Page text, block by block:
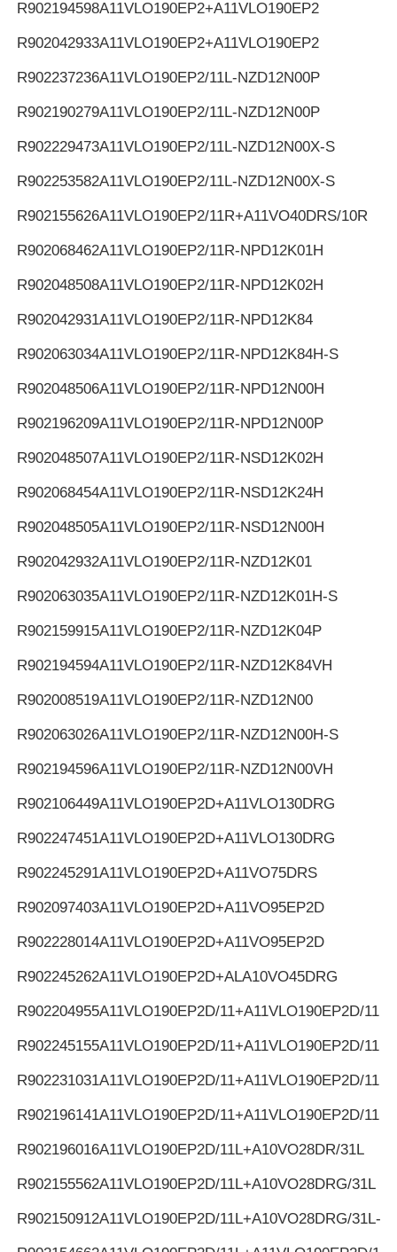
R902194598A11VLO190EP2+A11VLO190EP2
R902042933A11VLO190EP2+A11VLO190EP2
R902237236A11VLO190EP2/11L-NZD12N00P
R902190279A11VLO190EP2/11L-NZD12N00P
R902229473A11VLO190EP2/11L-NZD12N00X-S
R902253582A11VLO190EP2/11L-NZD12N00X-S
R902155626A11VLO190EP2/11R+A11VO40DRS/10R
R902068462A11VLO190EP2/11R-NPD12K01H
R902048508A11VLO190EP2/11R-NPD12K02H
R902042931A11VLO190EP2/11R-NPD12K84
R902063034A11VLO190EP2/11R-NPD12K84H-S
R902048506A11VLO190EP2/11R-NPD12N00H
R902196209A11VLO190EP2/11R-NPD12N00P
R902048507A11VLO190EP2/11R-NSD12K02H
R902068454A11VLO190EP2/11R-NSD12K24H
R902048505A11VLO190EP2/11R-NSD12N00H
R902042932A11VLO190EP2/11R-NZD12K01
R902063035A11VLO190EP2/11R-NZD12K01H-S
R902159915A11VLO190EP2/11R-NZD12K04P
R902194594A11VLO190EP2/11R-NZD12K84VH
R902008519A11VLO190EP2/11R-NZD12N00
R902063026A11VLO190EP2/11R-NZD12N00H-S
R902194596A11VLO190EP2/11R-NZD12N00VH
R902106449A11VLO190EP2D+A11VLO130DRG
R902247451A11VLO190EP2D+A11VLO130DRG
R902245291A11VLO190EP2D+A11VO75DRS
R902097403A11VLO190EP2D+A11VO95EP2D
R902228014A11VLO190EP2D+A11VO95EP2D
R902245262A11VLO190EP2D+ALA10VO45DRG
R902204955A11VLO190EP2D/11+A11VLO190EP2D/11
R902245155A11VLO190EP2D/11+A11VLO190EP2D/11
R902231031A11VLO190EP2D/11+A11VLO190EP2D/11
R902196141A11VLO190EP2D/11+A11VLO190EP2D/11
R902196016A11VLO190EP2D/11L+A10VO28DR/31L
R902155562A11VLO190EP2D/11L+A10VO28DRG/31L
R902150912A11VLO190EP2D/11L+A10VO28DRG/31L-K